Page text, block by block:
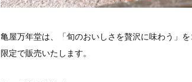
亀屋万年堂は、「旬のおいしさを贅沢に味わう」
限定で販売いたします。